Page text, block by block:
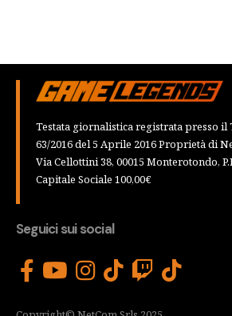
Testata giornalistica registrata presso il
63/2016 del 5 Aprile 2016 Proprietà di
Via Cellottini 38, 00015 Monterotondo,
Capitale Sociale 100,00€
Seguici sui social